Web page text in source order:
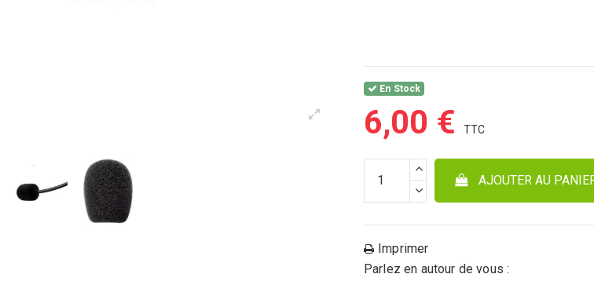
En Stock
6,00 €
AJOUTER AU
Imprimer
Parlez en autour de vous :